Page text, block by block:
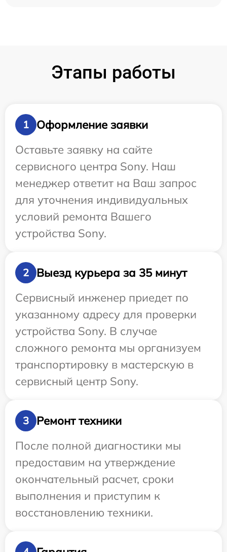
Этапы работы
1
Оформление заявки
Оставьте заявку на сайте
сервисного центра Sony. Наш
менеджер ответит на Ваш запрос
для уточнения индивидуальных
условий ремонта Вашего
устройства Sony.
2
Выезд курьера за 35 минут
Сервисный инженер приедет по
указанному адресу для проверки
устройства Sony. В случае
сложного ремонта мы организуем
транспортировку в мастерскую в
сервисный центр Sony.
3
Ремонт техники
После полной диагностики мы
предоставим на утверждение
окончательный расчет, сроки
выполнения и приступим к
восстановлению техники.